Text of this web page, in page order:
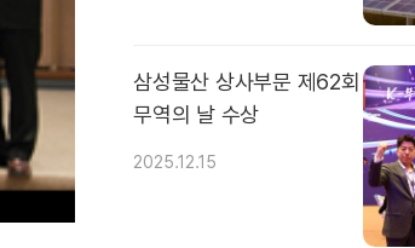
삼성물산 상사부문 제62회
무역의 날 수상
2025.12.15